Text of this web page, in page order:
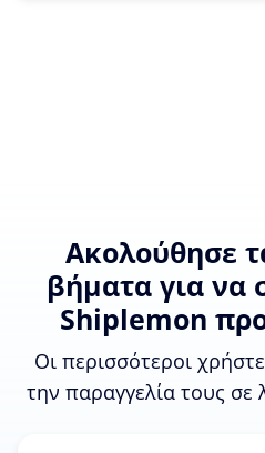
Ακολούθησε
βήματα για να
Shiplemon
Οι περισσότεροι
την παραγγελία τους σε